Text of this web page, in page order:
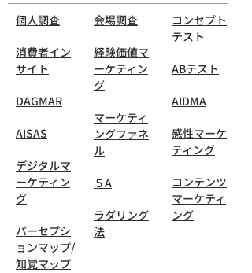
個人調査
消費者イン
サイト
DAGMAR
AISAS
デジタルマ
ーケティン
グ
パーセプシ
ョンマップ/
知覚マップ
会場調査
経験価値マ
ーケティン
グ
マーケティ
ングファネ
ル
５A
ラダリング
法
コンセプト
テスト
ABテスト
AIDMA
感性マーケ
ティング
コンテンツ
マーケティ
ング